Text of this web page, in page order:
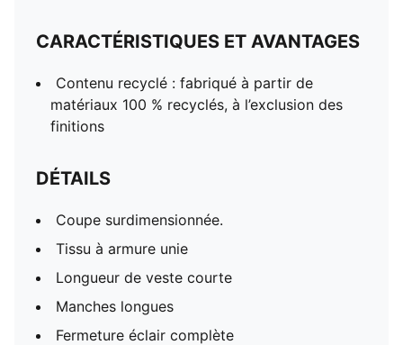
CARACTÉRISTIQUES ET AVANTAGES
Contenu recyclé : fabriqué à partir de
matériaux 100 % recyclés, à l’exclusion des
finitions
DÉTAILS
Coupe surdimensionnée.
Tissu à armure unie
Longueur de veste courte
Manches longues
Fermeture éclair complète